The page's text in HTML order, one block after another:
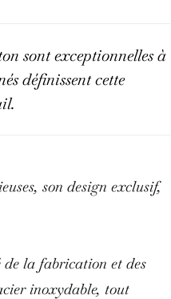
sont exceptionnelles à
définissent cette
son design exclusif,
la fabrication et des
inoxydable, tout